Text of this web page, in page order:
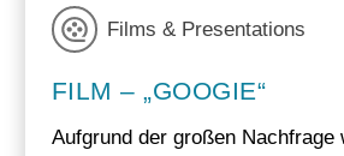
Films & Presentations
FILM – „GOOGIE“
Aufgrund der großen Nachfrage